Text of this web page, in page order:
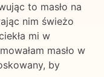
to masło na
nim świeżo
mi w
masło w
by